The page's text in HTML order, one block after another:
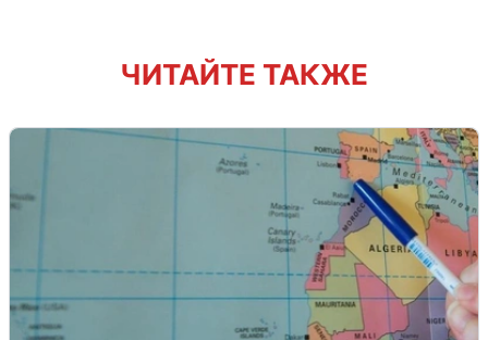
ЧИТАЙТЕ ТАКЖЕ